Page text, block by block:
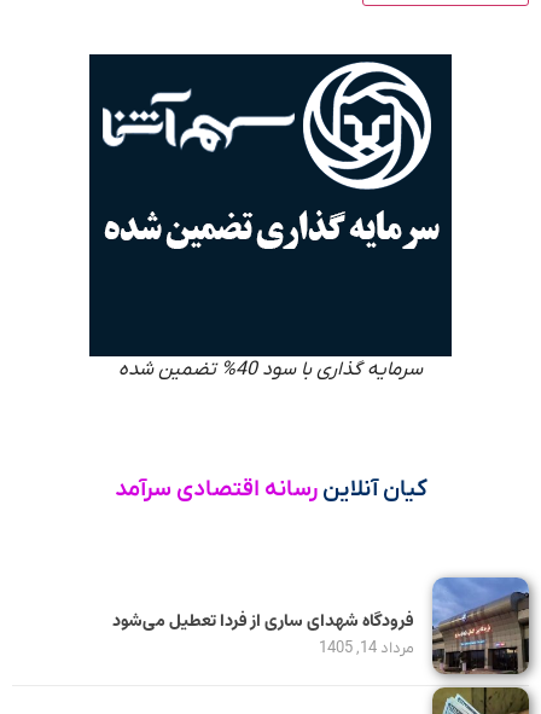
سرمایه گذاری با سود 40% تضمین شده
کیان آنلاین رسانه اقتصادی سرآمد
فرودگاه شهدای ساری از فردا تعطیل می‌شود
مرداد 14, 1405